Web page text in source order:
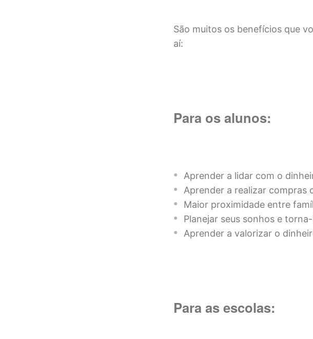
São muitos os benefícios que
aí:
Para os alunos:
Aprender a lidar com o
Aprender a realizar compras
Maior proximidade entre
Planejar seus sonhos e
Aprender a valorizar o
Para as escolas: